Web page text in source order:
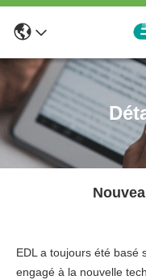
EDL a toujours été basé
engagé à la nouvelle